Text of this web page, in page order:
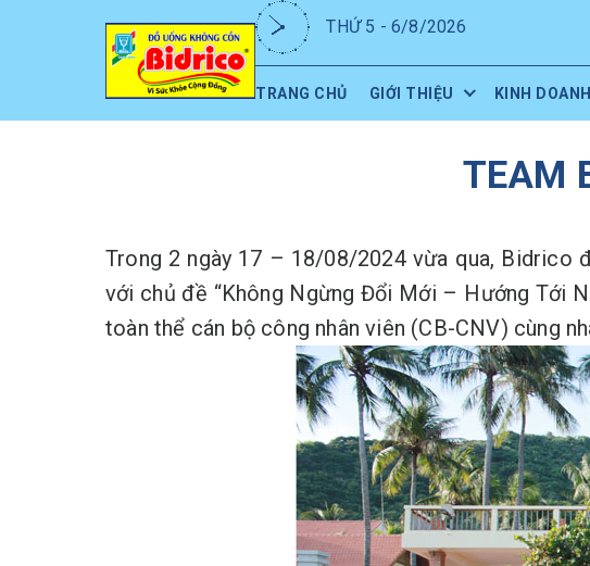
TRANG CHỦ GIỚI THIỆU KINH DOANH
THỨ 5 - 6/8/2026
TEAM
Trong 2 ngày 17 – 18/08/2024 vừa qua, Bidrico
với chủ đề “Không Ngừng Đổi Mới – Hướng Tới
toàn thể cán bộ công nhân viên (CB-CNV) cùng